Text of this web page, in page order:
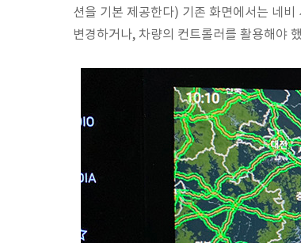
션을 기본 제공한다) 기존 화면에서는 네
변경하거나, 차량의 컨트롤러를 활용해야